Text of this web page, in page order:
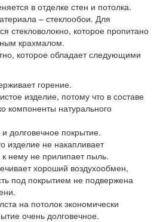
в отделке стен и потолка.
– стеклообои. Для
стекловолокно, которое пропитано
крахмалом.
которое обладает следующими
горение.
изделие, потому что в составе
компоненты натурального
долговечное покрытие.
изделие не накапливает
к нему не прилипает пыль.
хороший воздухообмен,
под покрытием не подвержена
на потолок экономически
очень долговечное.